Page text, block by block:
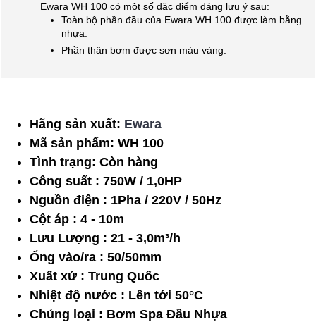
Ewara WH 100 có một số đặc điểm đáng lưu ý sau:
Toàn bộ phần đầu của Ewara WH 100 được làm bằng
nhựa.
Phần thân bơm được sơn màu vàng.
Hãng sản xuất: Ewara
Mã sản phẩm: WH 100
Tình trạng: Còn hàng
Công suất : 750W / 1,0HP
Nguồn điện : 1Pha / 220V / 50Hz
Cột áp : 4 - 10m
Lưu Lượng : 21 - 3,0m³/h
Ống vào/ra : 50/50mm
Xuất xứ : Trung Quốc
Nhiệt độ nước : Lên tới 50°C
Chủng loại : Bơm Spa Đầu Nhựa